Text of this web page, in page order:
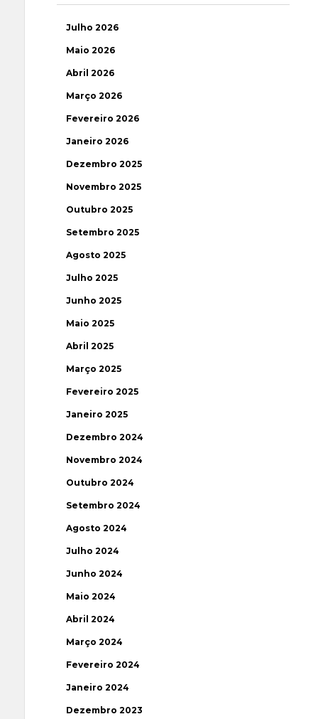
Julho 2026
Maio 2026
Abril 2026
Março 2026
Fevereiro 2026
Janeiro 2026
Dezembro 2025
Novembro 2025
Outubro 2025
Setembro 2025
Agosto 2025
Julho 2025
Junho 2025
Maio 2025
Abril 2025
Março 2025
Fevereiro 2025
Janeiro 2025
Dezembro 2024
Novembro 2024
Outubro 2024
Setembro 2024
Agosto 2024
Julho 2024
Junho 2024
Maio 2024
Abril 2024
Março 2024
Fevereiro 2024
Janeiro 2024
Dezembro 2023